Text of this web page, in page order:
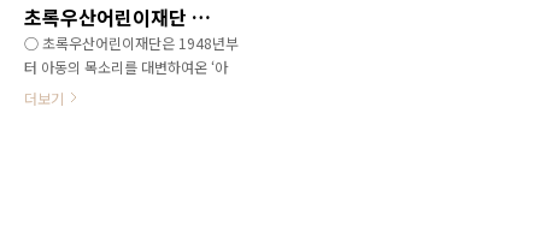
초록우산어린이재단 경기지역본부와 업무협약 체결
○ 초록우산어린이재단은 1948년부
터 아동의 목소리를 대변하여온 ‘아
동옹호대표기관’으로 1950년 6.25
더보기